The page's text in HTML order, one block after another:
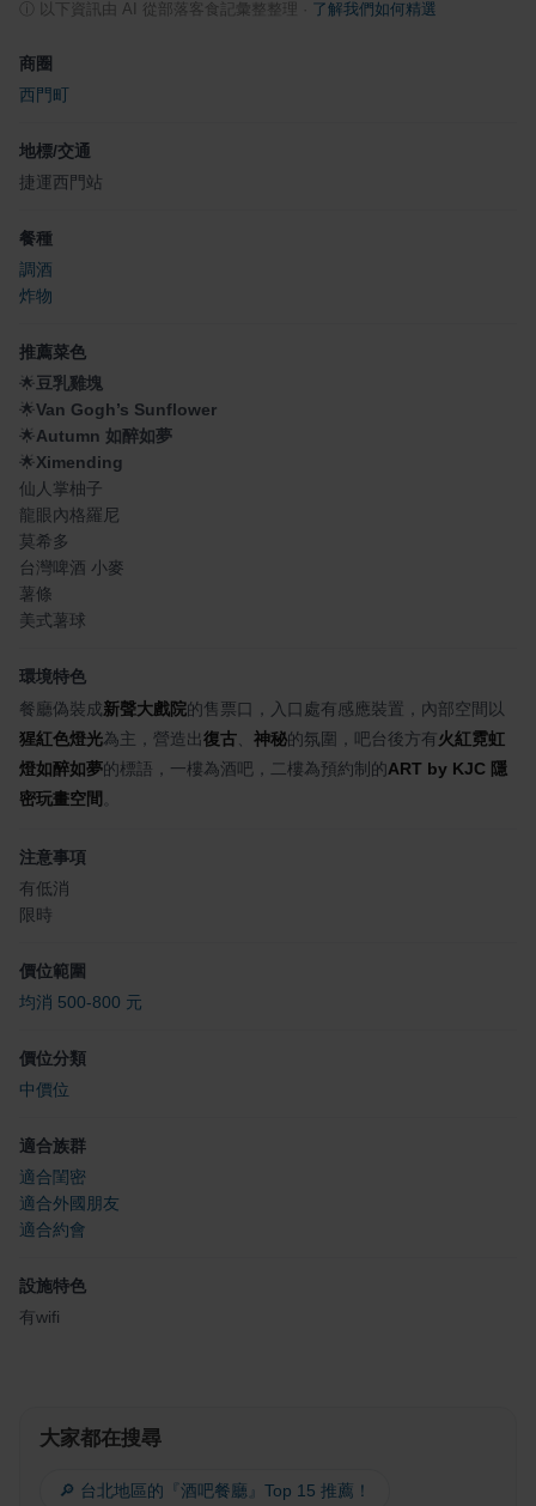
以下資訊由 AI 從部落客食記彙整整理 了解我們如何精選
商圈
西門町
地標/交通
捷運西門站
餐種
調酒
炸物
推薦菜色
🌟豆乳雞塊
🌟Van Gogh’s Sunflower
🌟Autumn 如醉如夢
🌟Ximending
仙人掌柚子
龍眼內格羅尼
莫希多
台灣啤酒 小麥
薯條
美式薯球
環境特色
餐廳偽裝成新聲大戲院的售票口，入口處有感應裝置，內部空間以
猩紅色燈光為主，營造出復古 神秘的氛圍，吧台後方有 火紅霓虹
燈如醉如夢的標語，一樓為酒吧，二樓為預約制的ART by KJC 隱
密玩畫空間
注意事項
有低消
限時
價位範圍
均消 500-800 元
價位分類
中價位
適合族群
適合閨密
適合外國朋友
適合約會
設施特色
有wifi
大家都在搜尋
🔎 台北地區的『酒吧餐廳』Top 15 推薦！